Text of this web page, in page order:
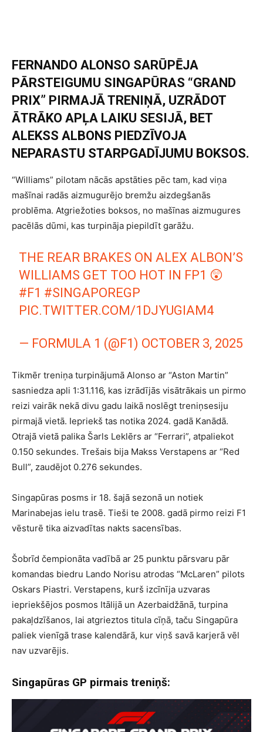
FERNANDO ALONSO SARŪPĒJA
PĀRSTEIGUMU SINGAPŪRAS “GRAND
PRIX” PIRMAJĀ TRENIŅĀ, UZRĀDOT
ĀTRĀKO APĻA LAIKU SESIJĀ, BET
ALEKSS ALBONS PIEDZĪVOJA
NEPARASTU STARPGADĪJUMU BOKSOS.
“Williams” pilotam nācās apstāties pēc tam, kad viņa
mašīnai radās aizmugurējo bremžu aizdegšanās
problēma. Atgriežoties boksos, no mašīnas aizmugures
pacēlās dūmi, kas turpināja piepildīt garāžu.
THE REAR BRAKES ON ALEX ALBON’S
WILLIAMS GET TOO HOT IN FP1 😲
#F1 #SINGAPOREGP
PIC.TWITTER.COM/1DJYUGIAM4
— FORMULA 1 (@F1) OCTOBER 3, 2025
Tikmēr treniņa turpinājumā Alonso ar “Aston Martin”
sasniedza apli 1:31.116, kas izrādījās visātrākais un pirmo
reizi vairāk nekā divu gadu laikā noslēgt treniņsesiju
pirmajā vietā. Iepriekš tas notika 2024. gadā Kanādā.
Otrajā vietā palika Šarls Leklērs ar “Ferrari”, atpaliekot
0.150 sekundes. Trešais bija Makss Verstapens ar “Red
Bull”, zaudējot 0.276 sekundes.
Singapūras posms ir 18. šajā sezonā un notiek
Marinabejas ielu trasē. Tieši te 2008. gadā pirmo reizi F1
vēsturē tika aizvadītas nakts sacensības.
Šobrīd čempionāta vadībā ar 25 punktu pārsvaru pār
komandas biedru Lando Norisu atrodas “McLaren” pilots
Oskars Piastri. Verstapens, kurš izcīnīja uzvaras
iepriekšējos posmos Itālijā un Azerbaidžānā, turpina
pakaļdzīšanos, lai atgrieztos titula cīņā, taču Singapūra
paliek vienīgā trase kalendārā, kur viņš savā karjerā vēl
nav uzvarējis.
Singapūras GP pirmais treniņš: